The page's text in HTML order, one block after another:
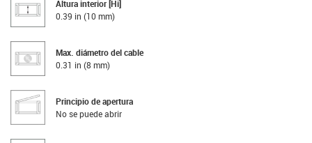
Altura interior [Hi]
0.39 in (10 mm)
Max. diámetro del cable
0.31 in (8 mm)
Principio de apertura
No se puede abrir